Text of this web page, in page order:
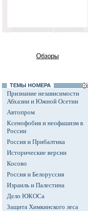
Обзоры
ТЕМЫ НОМЕРА
Признание независимости
Абхазии и Южной Осетии
Автопром
Ксенофобия и неофашизм в
России
Россия и Прибалтика
Исторические версии
Косово
Россия и Белоруссия
Израиль и Палестина
Дело ЮКОСа
Защита Химкинского леса